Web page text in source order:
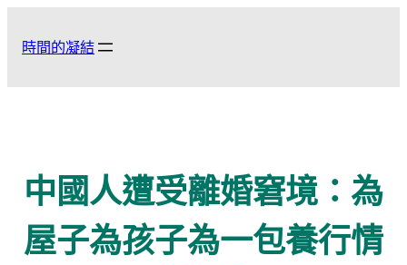
時間的凝結
中國人遭受離婚窘境：為
屋子為孩子為一包養行情